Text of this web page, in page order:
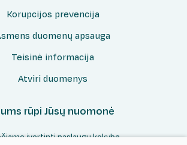
Korupcijos prevencija
duomenų apsauga
Teisinė informacija
Atviri duomenys
rūpi Jūsų nuomonė
įvertinti paslaugų kokybę